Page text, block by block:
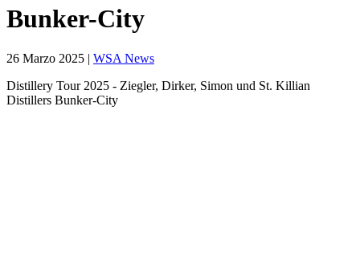
Bunker-City
26 Marzo 2025 | WSA News
Distillery Tour 2025 - Ziegler, Dirker, Simon und St. Killian
Distillers Bunker-City